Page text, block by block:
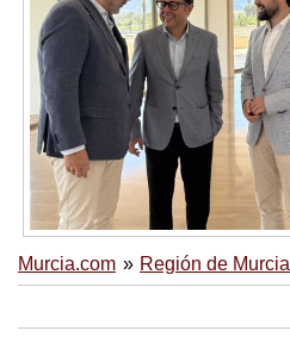
Murcia.com Región de Murcia